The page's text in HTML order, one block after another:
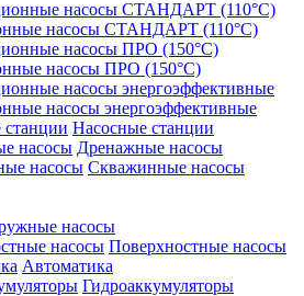
насосы СТАНДАРТ (110°C)
насосы ПРО (150°C)
насосы энергоэффективные
Насосные станции
Дренажные насосы
Скважинные насосы
насосы
Поверхностные насосы
Автоматика
Гидроаккумуляторы